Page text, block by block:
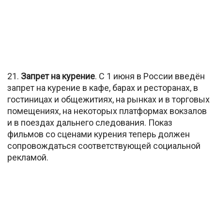
21. Запрет на курение. С 1 июня в России введён
запрет на курение в кафе, барах и ресторанах, в
гостиницах и общежитиях, на рынках и в торговых
помещениях, на некоторых платформах вокзалов
и в поездах дальнего следования. Показ
фильмов со сценами курения теперь должен
сопровождаться соответствующей социальной
рекламой.